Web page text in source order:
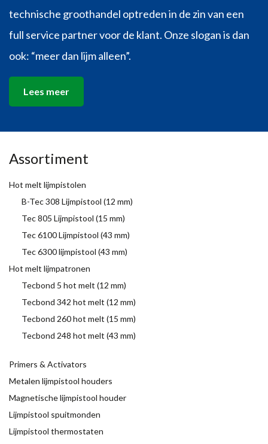
technische groothandel optreden in de zin van een
full service partner voor de klant. Onze slogan is dan
ook: “meer dan lijm alleen”.
Lees meer
Assortiment
Hot melt lijmpistolen
B-Tec 308 Lijmpistool (12 mm)
Tec 805 Lijmpistool (15 mm)
Tec 6100 Lijmpistool (43 mm)
Tec 6300 lijmpistool (43 mm)
Hot melt lijmpatronen
Tecbond 5 hot melt (12 mm)
Tecbond 342 hot melt (12 mm)
Tecbond 260 hot melt (15 mm)
Tecbond 248 hot melt (43 mm)
Primers & Activators
Metalen lijmpistool houders
Magnetische lijmpistool houder
Lijmpistool spuitmonden
Lijmpistool thermostaten